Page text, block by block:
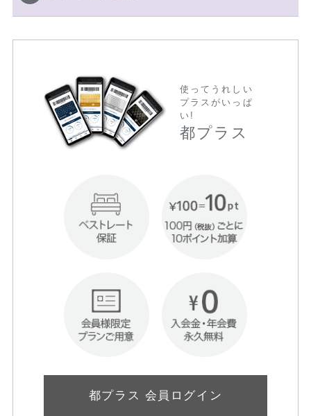
使ってうれしい
プラスがいっぱ
い!
都プラス
都プラス 会員ログイン